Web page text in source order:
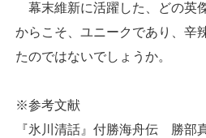
幕末維新に活躍した、どの英
からこそ、ユニークであり、辛
たのではないでしょうか。
※参考文献
『氷川清話』付勝海舟伝 勝部